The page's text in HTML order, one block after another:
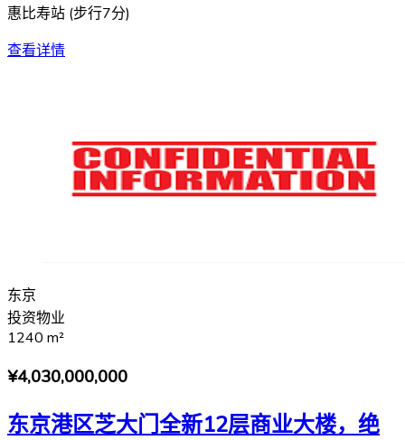
惠比寿站 (步行7分)
查看详情
东京
投资物业
1240 m²
¥4,030,000,000
东京港区芝大门全新12层商业大楼，绝